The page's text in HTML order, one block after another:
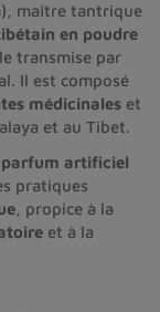
maître tantrique
en poudre
transmise par
Il est composé
médicinales et
et au Tibet.
parfum artificiel
pratiques
, propice à la
et à la